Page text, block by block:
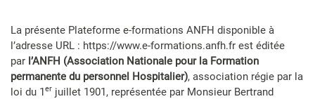
La présente Plateforme e-formations ANFH disponible à
l’adresse URL : https://www.e-formations.anfh.fr est éditée
par l’ANFH (Association Nationale pour la Formation
permanente du personnel Hospitalier), association régie par la
loi du 1er juillet 1901, représentée par Monsieur Bertrand